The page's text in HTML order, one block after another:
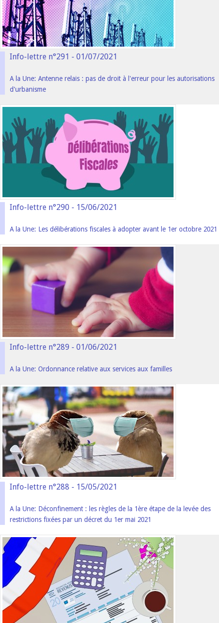
Info-lettre n°291 - 01/07/2021
A la Une: Antenne relais : pas de droit à l'erreur pour les autorisations
d'urbanisme
Info-lettre n°290 - 15/06/2021
A la Une: Les délibérations fiscales à adopter avant le 1er octobre 2021
Info-lettre n°289 - 01/06/2021
A la Une: Ordonnance relative aux services aux familles
Info-lettre n°288 - 15/05/2021
A la Une: Déconfinement : les règles de la 1ère étape de la levée des
restrictions fixées par un décret du 1er mai 2021